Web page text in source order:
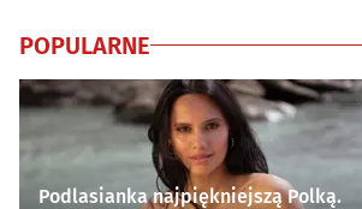
POPULARNE
Podlasianka najpiękniejszą Polką.